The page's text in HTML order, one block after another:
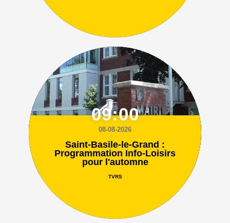
09:00
08-08-2026
Saint-Basile-le-Grand :
Programmation Info-Loisirs
pour l'automne
TVRS